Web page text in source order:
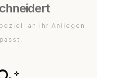
an Ihr Anliegen